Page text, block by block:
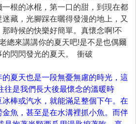
根的冰棍，第一口的甜，到現在都
藏，光腳踩在曬得發漫的地上，又
時候的快樂好簡單。真懷念啊!不
總來講講你的夏天吧!是不是也偶爾
閃閃發光的夏天。 衝破
夏天也是一段無憂無慮的時光，這
往是我們長大後最懷念的溫暖時
棒或汽水，就能滿足整個下午。在
魚，甚至是在水溝裡抓小魚。而伴